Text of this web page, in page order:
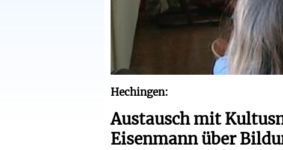
Hechingen:
Austausch mit
Eisenmann über